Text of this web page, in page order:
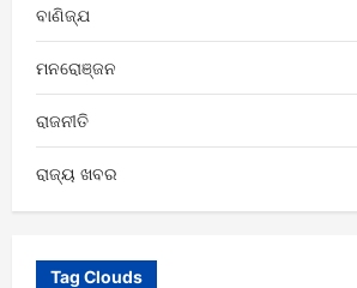
ବାଣିଜ୍ଯ
ମନରୋଞ୍ଜନ
ରାଜନୀତି
ରାଜ୍ୟ ଖବର
Tag Clouds